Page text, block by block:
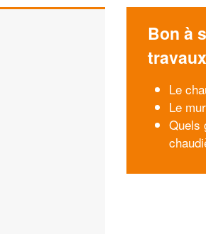
Bon à
travaux
Le
Le
Quels